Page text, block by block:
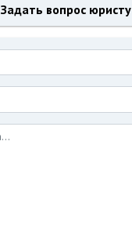
Задать вопрос юристу